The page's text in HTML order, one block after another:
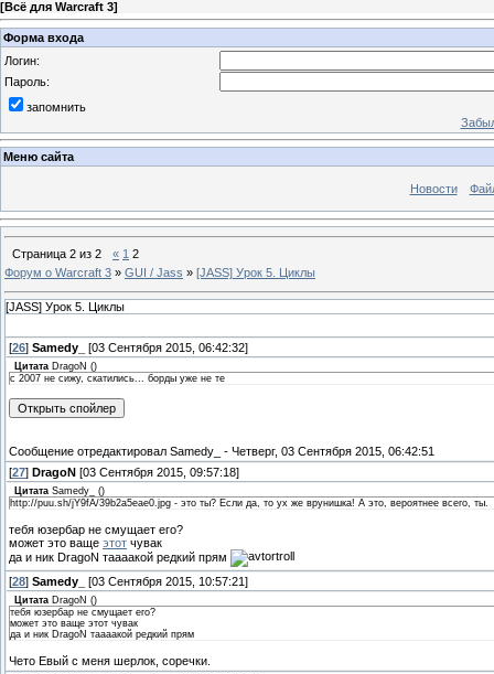
[Всё для Warcraft 3]
Форма входа
Логин:
Пароль:
запомнить
Меню сайта
Новости
Страница 2 из 2 « 1 2
Форум о Warcraft 3 » GUI / Jass » [JASS] Урок 5. Циклы
[JASS] Урок 5. Циклы
[26] Samedy_ [03 Сентября 2015, 06:42:32]
Цитата DragoN ()
с 2007 не сижу, скатились... борды уже не те
Сообщение отредактировал Samedy_ - Четверг, 03 Сентября 2015, 06:42:51
[27] DragoN [03 Сентября 2015, 09:57:18]
Цитата Samedy_ ()
http://puu.sh/jY9fA/39b2a5eae0.jpg - это ты? Если да, то ух же врунишка! А это, вероятнее всего, ты.
тебя юзербар не смущает его?
может это ваще этот чувак
да и ник DragoN таааакой редкий прям
[28] Samedy_ [03 Сентября 2015, 10:57:21]
Цитата DragoN ()
тебя юзербар не смущает его?
может это ваще этот чувак
да и ник DragoN таааакой редкий прям
Чето Евый с меня шерлок, соречки.